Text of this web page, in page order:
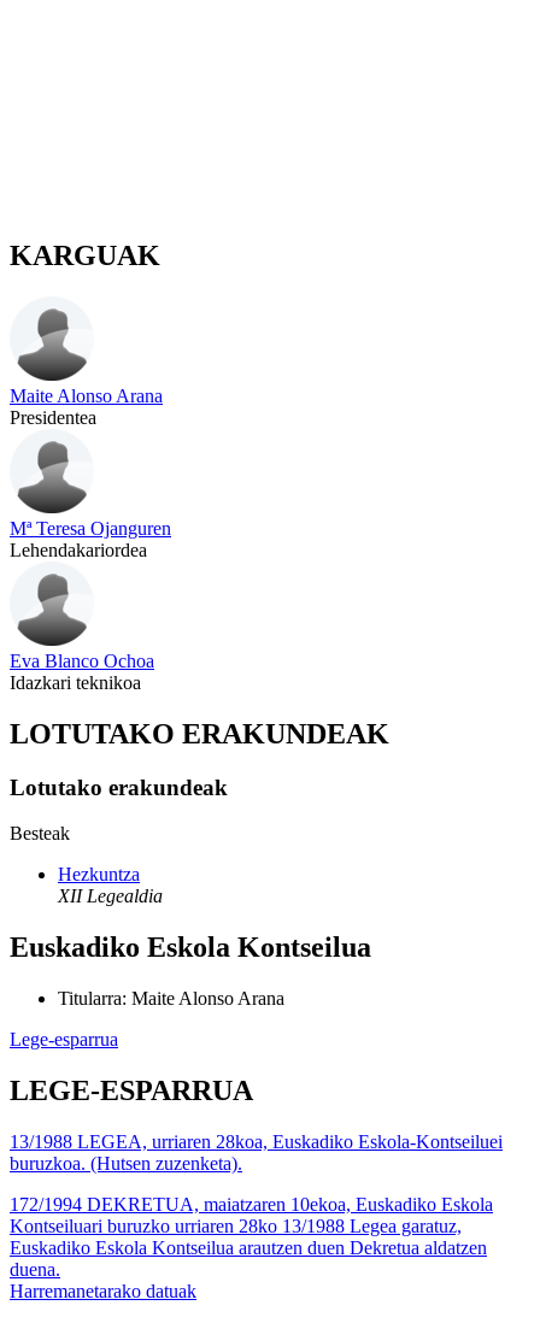
KARGUAK
Maite Alonso Arana
Presidentea
Mª Teresa Ojanguren
Lehendakariordea
Eva Blanco Ochoa
Idazkari teknikoa
LOTUTAKO ERAKUNDEAK
Lotutako erakundeak
Besteak
Hezkuntza
XII Legealdia
Euskadiko Eskola Kontseilua
Titularra: Maite Alonso Arana
Lege-esparrua
LEGE-ESPARRUA
13/1988 LEGEA, urriaren 28koa, Euskadiko Eskola-Kontseiluei
buruzkoa. (Hutsen zuzenketa).
172/1994 DEKRETUA, maiatzaren 10ekoa, Euskadiko Eskola
Kontseiluari buruzko urriaren 28ko 13/1988 Legea garatuz,
Euskadiko Eskola Kontseilua arautzen duen Dekretua aldatzen
duena.
Harremanetarako datuak